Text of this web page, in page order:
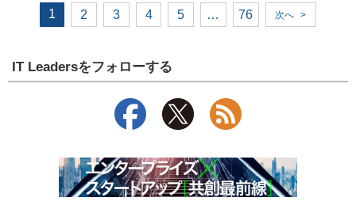
1 2 3 4 5 … 76 次へ >
IT Leadersをフォローする